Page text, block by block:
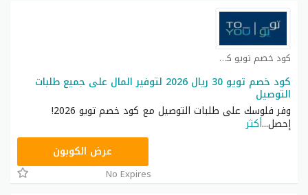
كود خصم تويو كوبون
كود خصم تويو 30 ريال 2026 لتوفير المال على جميع طلبات
التوصيل
وفر فلوسك على طلبات التوصيل مع كود خصم تويو 2026!
إحصل...أكثر
عرض الكوبون
No Expires